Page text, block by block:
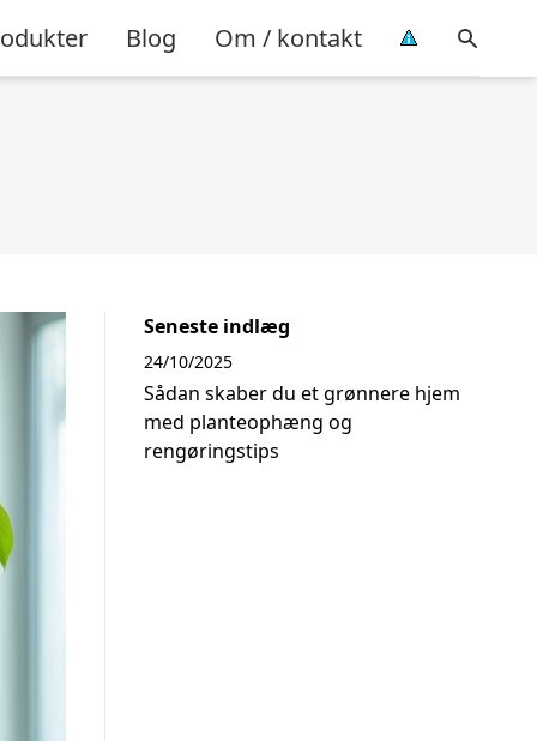
Blog Om / kontakt
Seneste indlæg
Sådan skaber du et grønnere hjem
med planteophæng og
rengøringstips
24/10/2025